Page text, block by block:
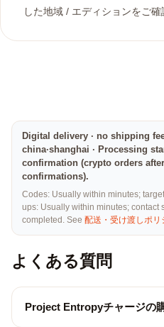
した地域 / エディションをご確
Digital delivery · no shipping
china·shanghai · Processing
confirmation (crypto orders
confirmations).
Codes: Usually within minutes;
ups: Usually within minutes; contact
completed. See 配送・受け渡しポリ
よくある質問
Project Entropyチャージの